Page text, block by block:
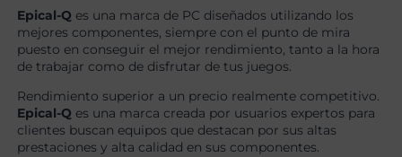
Epical-Q es una marca de PC diseñados utilizando los
mejores componentes, siempre con el punto de mira
puesto en conseguir el mejor rendimiento, tanto a la hora
de trabajar como de disfrutar de tus juegos.
Rendimiento superior a un precio realmente competitivo.
Epical-Q es una marca creada por usuarios expertos para
clientes buscan equipos que destacan por sus altas
prestaciones y alta calidad en sus componentes.